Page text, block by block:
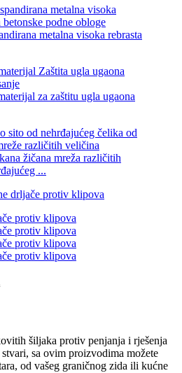
metalna visoka rebrasta
za zaštitu ugla ugaona
žičana mreža različitih
...
šiljaka protiv penjanja i rješenja
sa ovim proizvodima možete
od vašeg graničnog zida ili kućne